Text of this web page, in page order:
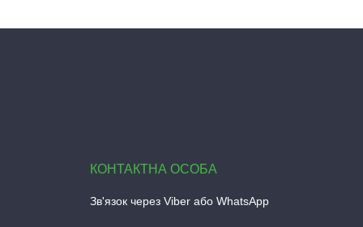
Зв'язок через Viber або WhatsApp